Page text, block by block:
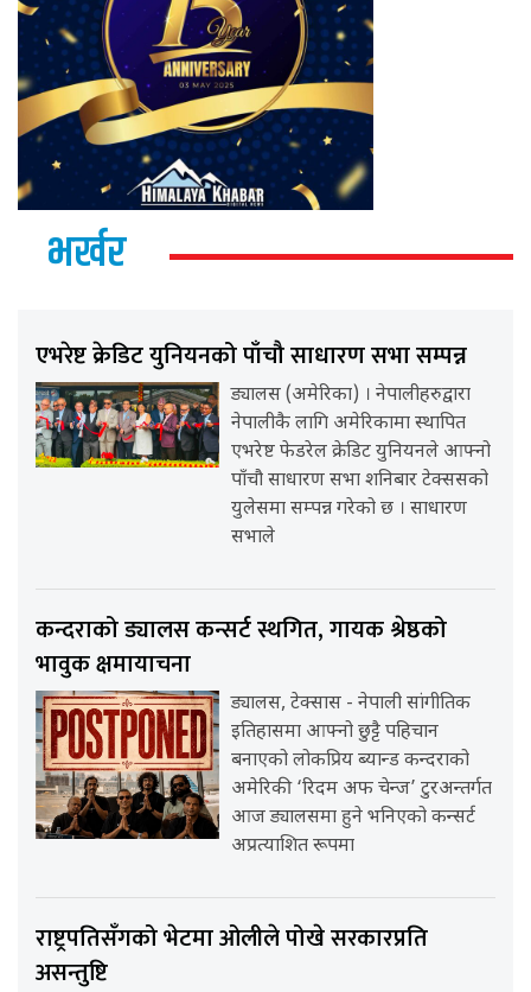
भर्खर
एभरेष्ट क्रेडिट युनियनको पाँचौ साधारण सभा सम्पन्न
ड्यालस (अमेरिका) । नेपालीहरुद्वारा
नेपालीकै लागि अमेरिकामा स्थापित
एभरेष्ट फेडरेल क्रेडिट युनियनले आफ्नो
पाँचौ साधारण सभा शनिबार टेक्ससको
युलेसमा सम्पन्न गरेको छ । साधारण
सभाले
कन्दराको ड्यालस कन्सर्ट स्थगित, गायक श्रेष्ठको
भावुक क्षमायाचना
ड्यालस, टेक्सास - नेपाली सांगीतिक
इतिहासमा आफ्नो छुट्टै पहिचान
बनाएको लोकप्रिय ब्यान्ड कन्दराको
अमेरिकी ‘रिदम अफ चेन्ज’ टुरअन्तर्गत
आज ड्यालसमा हुने भनिएको कन्सर्ट
अप्रत्याशित रूपमा
राष्ट्रपतिसँगको भेटमा ओलीले पोखे सरकारप्रति
असन्तुष्टि